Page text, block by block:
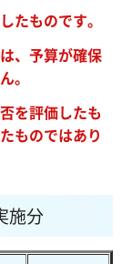
たものです。
、予算が確保
。
を評価したも
ものではあり
施分